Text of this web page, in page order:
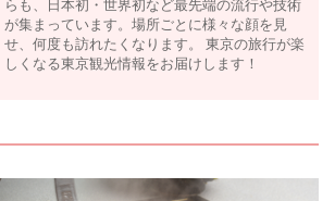
らも、日本初・世界初など最先端の流行や技術
が集まっています。場所ごとに様々な顔を見
せ、何度も訪れたくなります。 東京の旅行が楽
しくなる東京観光情報をお届けします！